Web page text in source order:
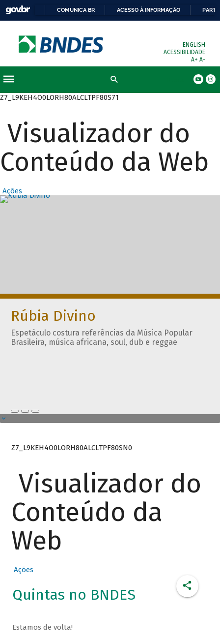
COMUNICA BR ACESSO À INFORMAÇÃO
ENGLISH
ACESSIBILIDADE
A+ A-
Z7_L9KEH4O0LORH80ALCLTPF80S71
Visualizador do
Conteúdo da Web
Ações
Destaques
Rúbia Divino
Espetáculo costura referências da Música Popular
Brasileira, música africana, soul, dub e reggae
Z7_L9KEH4O0LORH80ALCLTPF80SN0
Visualizador do
Conteúdo da
Web
Ações
Quintas no BNDES
Estamos de volta!